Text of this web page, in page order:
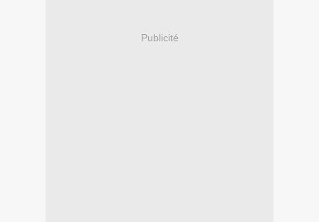
Publicité